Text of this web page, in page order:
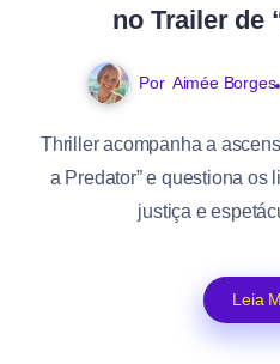
no Trailer de
Por Aimée Borges
Thriller acompanha a
a Predator” e questiona os
justiça e
Leia